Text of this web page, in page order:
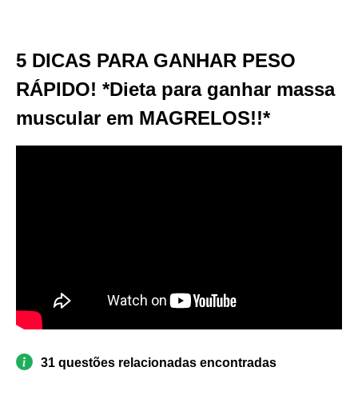
5 DICAS PARA GANHAR PESO
RÁPIDO! *Dieta para ganhar massa
muscular em MAGRELOS!!*
31 questões relacionadas encontradas